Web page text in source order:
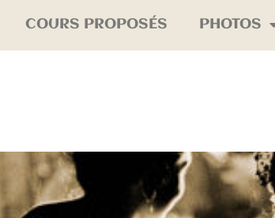
COURS PROPOSÉS PHOTOS